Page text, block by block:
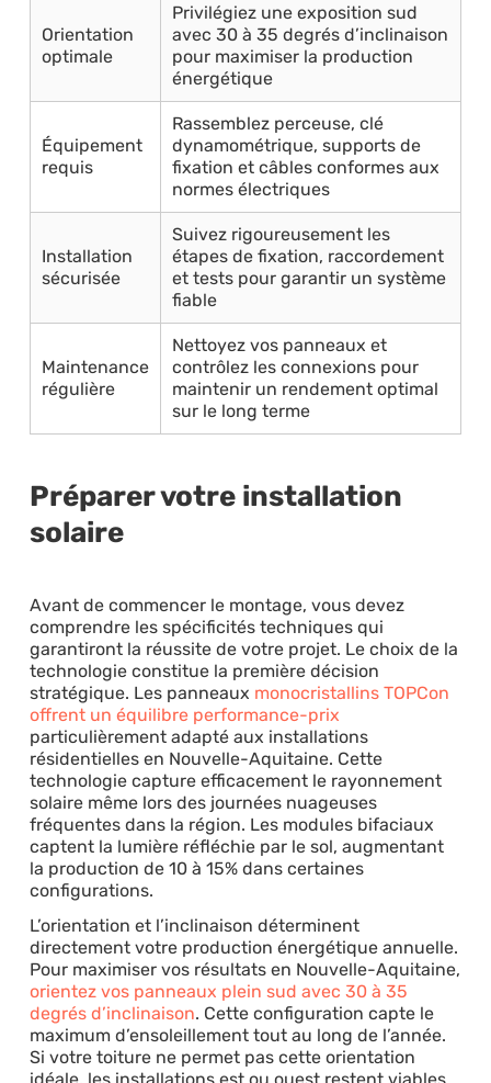
Orientation
optimale
Privilégiez une exposition sud
avec 30 à 35 degrés d’inclinaison
pour maximiser la production
énergétique
Équipement
requis
Rassemblez perceuse, clé
dynamométrique, supports de
fixation et câbles conformes aux
normes électriques
Installation
sécurisée
Suivez rigoureusement les
étapes de fixation, raccordement
et tests pour garantir un système
fiable
Maintenance
régulière
Nettoyez vos panneaux et
contrôlez les connexions pour
maintenir un rendement optimal
sur le long terme
Préparer votre installation
solaire
Avant de commencer le montage, vous devez
comprendre les spécificités techniques qui
garantiront la réussite de votre projet. Le choix de la
technologie constitue la première décision
stratégique. Les panneaux monocristallins TOPCon
offrent un équilibre performance-prix
particulièrement adapté aux installations
résidentielles en Nouvelle-Aquitaine. Cette
technologie capture efficacement le rayonnement
solaire même lors des journées nuageuses
fréquentes dans la région. Les modules bifaciaux
captent la lumière réfléchie par le sol, augmentant
la production de 10 à 15% dans certaines
configurations.
L’orientation et l’inclinaison déterminent
directement votre production énergétique annuelle.
Pour maximiser vos résultats en Nouvelle-Aquitaine,
orientez vos panneaux plein sud avec 30 à 35
degrés d’inclinaison. Cette configuration capte le
maximum d’ensoleillement tout au long de l’année.
Si votre toiture ne permet pas cette orientation